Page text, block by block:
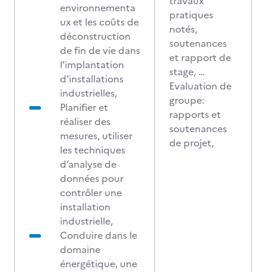
environnementa
ux et les coûts de
déconstruction
de fin de vie dans
l'implantation
d'installations
industrielles,
Planifier et
réaliser des
mesures, utiliser
les techniques
d’analyse de
données pour
contrôler une
installation
industrielle,
Conduire dans le
domaine
énergétique, une
pratiques
notés,
soutenances
et rapport de
stage, …
Evaluation de
groupe:
rapports et
soutenances
de projet,